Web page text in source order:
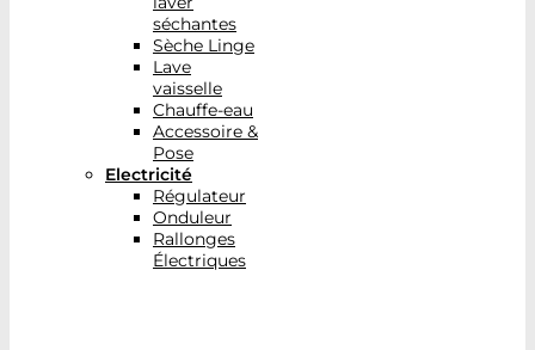
séchantes
Sèche Linge
Lave
vaisselle
Chauffe-eau
Accessoire &
Pose
Electricité
Régulateur
Onduleur
Rallonges
Électriques